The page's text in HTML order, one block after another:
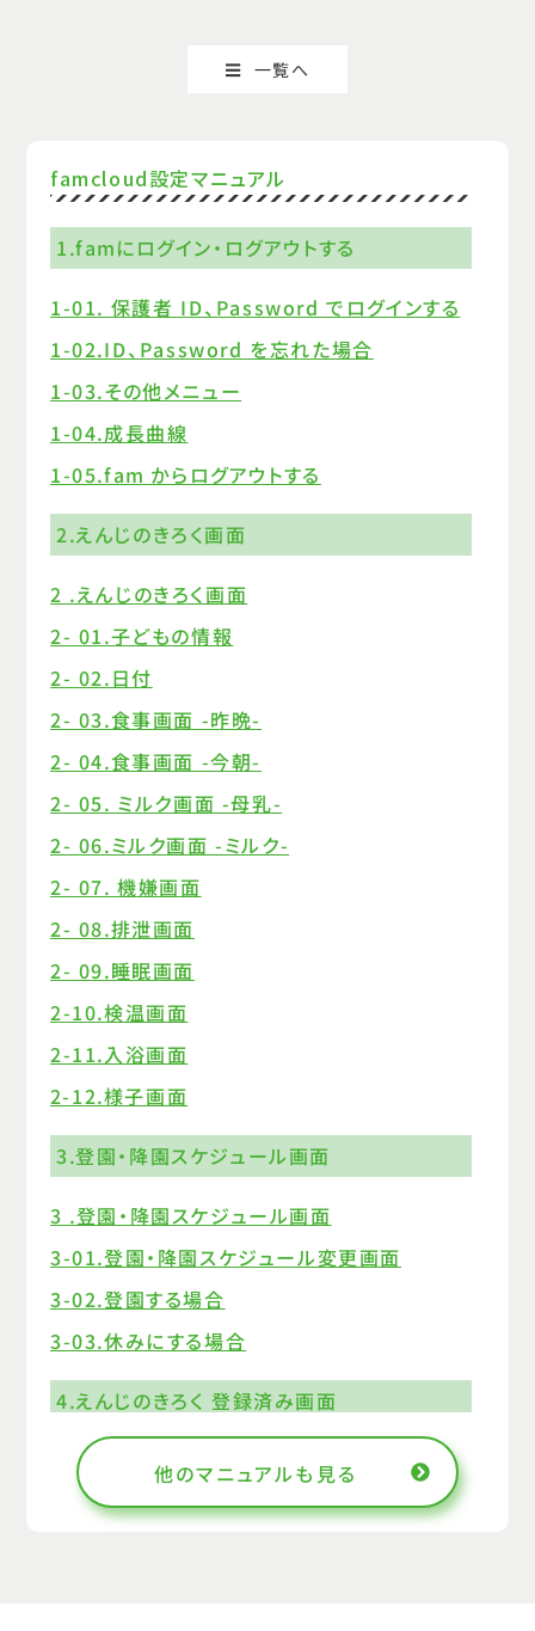
一覧へ
famcloud設定マニュアル
1.famにログイン・ログアウトする
1-01. 保護者 ID、Password でログインする
1-02.ID、Password を忘れた場合
1-03.その他メニュー
1-04.成長曲線
1-05.fam からログアウトする
2.えんじのきろく画面
2 .えんじのきろく画面
2- 01.子どもの情報
2- 02.日付
2- 03.食事画面 -昨晩-
2- 04.食事画面 -今朝-
2- 05. ミルク画面 -母乳-
2- 06.ミルク画面 -ミルク-
2- 07. 機嫌画面
2- 08.排泄画面
2- 09.睡眠画面
2-10.検温画面
2-11.入浴画面
2-12.様子画面
3.登園・降園スケジュール画面
3 .登園・降園スケジュール画面
3-01.登園・降園スケジュール変更画面
3-02.登園する場合
3-03.休みにする場合
4.えんじのきろく 登録済み画面
4 .えんじのきろく 登録済み画面
5.園より画面
他のマニュアルも見る